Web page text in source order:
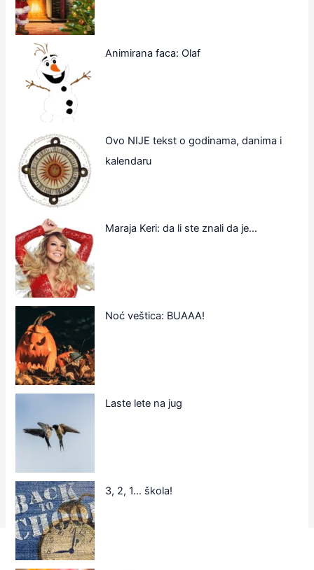
Animirana faca: Olaf
Ovo NIJE tekst o godinama, danima i
kalendaru
Maraja Keri: da li ste znali da je…
Noć veštica: BUAAA!
Laste lete na jug
3, 2, 1… škola!